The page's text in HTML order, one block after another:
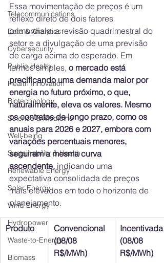
Telecommunications
Data & Analytics
Cybersecurity
Public Health
Health Innovation
Biotechnology
Science & Medicine
Well-being
Sustainability & Health
Renewable Energy
Solar Energy
Wind Energy
Hydropower
Waste-to-Energy
Biomass
Essa movimentação de preços é um
reflexo direto de dois fatores
primordiais: a revisão quadrimestral do
setor e a divulgação de uma previsão
de carga acima do esperado. Em
termos simples, o mercado está
precificando uma demanda maior por
energia no futuro próximo, o que,
naturalmente, eleva os valores. Mesmo
os contratos de longo prazo, como os
anuais para 2026 e 2027, embora com
variações percentuais menores,
seguiram a mesma curva
ascendente, indicando uma
expectativa consolidada de preços
mais elevados em todo o horizonte de
planejamento.
Produto
Convencional
(08/08
R$/MWh)
Incentivada
(08/08
R$/MWh)